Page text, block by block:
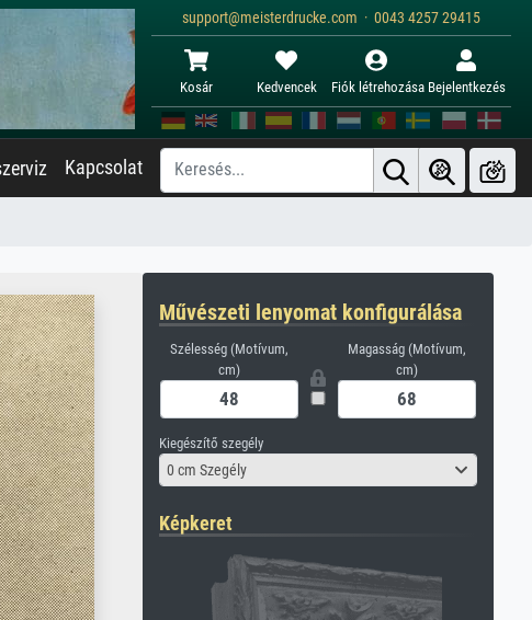
support@meisterdrucke.com · 0043 4257 29415
Kosár Kedvencek Fiók létrehozása Bejelentkezés
Kapcsolat
Művészeti lenyomat konfigurálása
Szélesség (Motívum,
cm)
Magasság (Motívum,
cm)
Kiegészítő szegély
0 cm Szegély
Képkeret